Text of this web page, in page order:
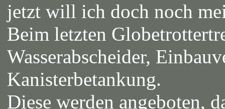
jetzt will ich doch noch
Beim letzten
Wasserabscheider,
Kanisterbetankung.
Diese werden angeboten,